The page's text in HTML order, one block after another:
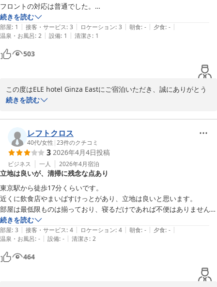
ＥＬＥ ｈｏｔｅｌ Ｇｉｎｚａ Ｅａｓｔ
2026-04-01
フロントの対応は普通でした。
浴槽無くシャワー室だけですが、ちゃんとお湯が出ましたし、水圧もし
っかりしてました。
駅近でロケーションは良いです。
続きを読む
部屋: 1 | 接客・サービス: 3 | ロケーション: 3 | 朝食: - | 夕食: - |
温泉・お風呂: 2 | 設備: 1 | 清潔さ: 1
503
この度はELE hotel Ginza Eastにご宿泊いただき、誠にありがとう
ございました。お部屋設備や立地面など　ご満足頂いたようで、大
を招き、誠に申し訳ございませんでした。　清掃方法などで改善で
きる部分であり、こちらも清掃スタッフと共有したいと考えてお
り、また、お客様にもご満足頂ける様に、尽力を尽くしてまいりた
いと思います。　また　こちらにお越しの際には、ぜひ当館をご利
用下さい。
ELE hotel Ginza East
運営責任者
ＥＬＥ ｈｏｔｅｌ Ｇｉｎｚａ Ｅａｓｔ
2026-06-12
続きを読む
レフトクロス
40代/女性 |23件のクチコミ
3 2026年4月4日投稿
ビジネス 一人 2026年4月宿泊
立地は良いが、清掃に残念な点あり
東京駅から徒歩17分くらいです。
近くに飲食店やまいばすけっとがあり、立地は良いと思います。
部屋は最低限ものは揃っており、寝るだけであれば不便はありません。
当方は髪が短いのですが、長い髪の毛が落ちていたのと食べかすが落ち
ていたのが残念でした。
他は不満はありません。
続きを読む
部屋: 3 | 接客・サービス: 4 | ロケーション: 4 | 朝食: - | 夕食: - |
温泉・お風呂: - | 設備: - | 清潔さ: 2
464